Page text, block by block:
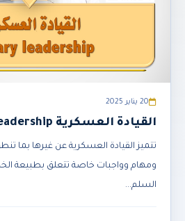
20 يناير 2025
القيادة العسكرية Military leadership
تتميز القيادة العسكرية عن غيرها بما
ومهام وواجبات خاصة تتعلق بطبيعة
السلم...